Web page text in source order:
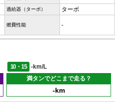
過給器（ターボ） ターボ
燃費性能 -
10・15
-km/L
満タンでどこまで走る？
-km